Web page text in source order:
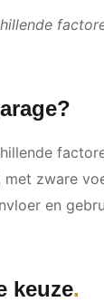
zware
en
keuze